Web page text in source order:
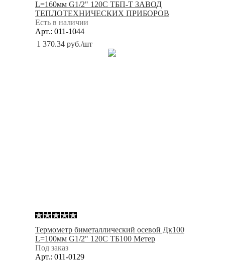
L=160мм G1/2" 120С ТБП-Т ЗАВОД
ТЕПЛОТЕХНИЧЕСКИХ ПРИБОРОВ
Есть в наличии
Арт.: 011-1044
1 370.34 руб./шт
Термометр биметаллический осевой Дк100
L=100мм G1/2" 120С ТБ100 Метер
Под заказ
Арт.: 011-0129